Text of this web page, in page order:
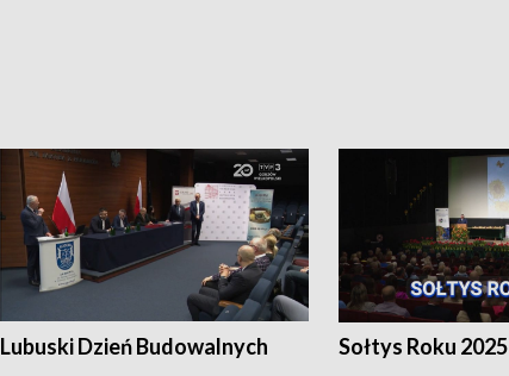
Lubuski Dzień Budowalnych Sołtys Roku 2025